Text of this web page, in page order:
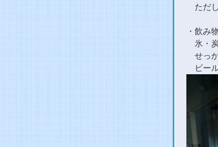
ただ
・飲み
氷・
せっ
ビー